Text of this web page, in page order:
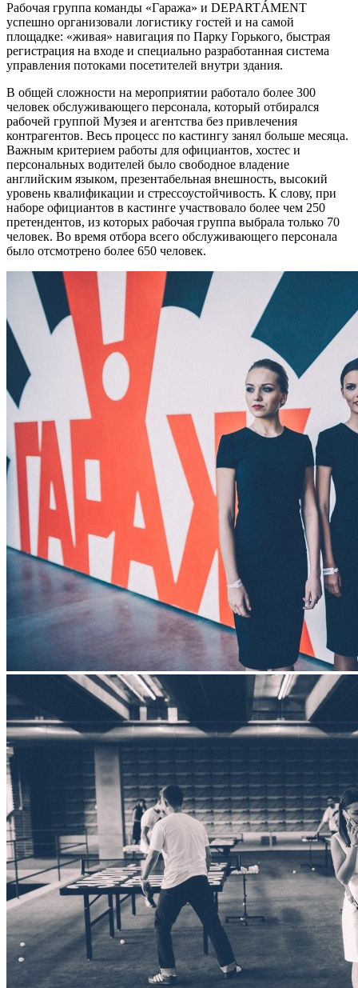
Рабочая группа команды «Гаража» и DEPARTÁMENT
успешно организовали логистику гостей и на самой
площадке: «живая» навигация по Парку Горького, быстрая
регистрация на входе и специально разработанная система
управления потоками посетителей внутри здания.
В общей сложности на мероприятии работало более 300
человек обслуживающего персонала, который отбирался
рабочей группой Музея и агентства без привлечения
контрагентов. Весь процесс по кастингу занял больше месяца.
Важным критерием работы для официантов, хостес и
персональных водителей было свободное владение
английским языком, презентабельная внешность, высокий
уровень квалификации и стрессоустойчивость. К слову, при
наборе официантов в кастинге участвовало более чем 250
претендентов, из которых рабочая группа выбрала только 70
человек. Во время отбора всего обслуживающего персонала
было отсмотрено более 650 человек.